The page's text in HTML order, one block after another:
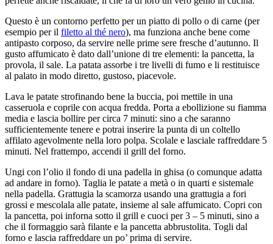
Questo è un contorno perfetto per un piatto di pollo o di carne (per
esempio per il filetto al thé nero), ma funziona anche bene come
antipasto corposo, da servire nelle prime sere fresche d’autunno. Il
gusto affumicato è dato dall’unione di tre elementi: la pancetta, la
provola, il sale. La patata assorbe i tre livelli di fumo e li restituisce
al palato in modo diretto, gustoso, piacevole.
Lava le patate strofinando bene la buccia, poi mettile in una
casseruola e coprile con acqua fredda. Porta a ebollizione su fiamma
media e lascia bollire per circa 7 minuti: sino a che saranno
sufficientemente tenere e potrai inserire la punta di un coltello
affilato agevolmente nella loro polpa. Scolale e lasciale raffreddare 5
minuti. Nel frattempo, accendi il grill del forno.
Ungi con l’olio il fondo di una padella in ghisa (o comunque adatta
ad andare in forno). Taglia le patate a metà o in quarti e sistemale
nella padella. Grattugia la scamorza usando una grattugia a fori
grossi e mescolala alle patate, insieme al sale affumicato. Copri con
la pancetta, poi inforna sotto il grill e cuoci per 3 – 5 minuti, sino a
che il formaggio sarà filante e la pancetta abbrustolita. Togli dal
forno e lascia raffreddare un po’ prima di servire.